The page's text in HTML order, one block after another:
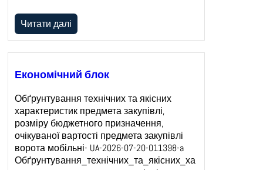
Читати далі
Економічний блок
Обґрунтування технічних та якісних
характеристик предмета закупівлі,
розміру бюджетного призначення,
очікуваної вартості предмета закупівлі
ворота мобільні- UA-2026-07-20-011398-a
Обґрунтування_технічних_та_якісних_ха